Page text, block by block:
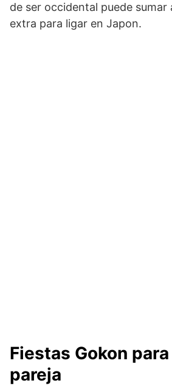
de ser occidental puede sumar
extra para ligar en Japon.
Fiestas Gokon
pareja